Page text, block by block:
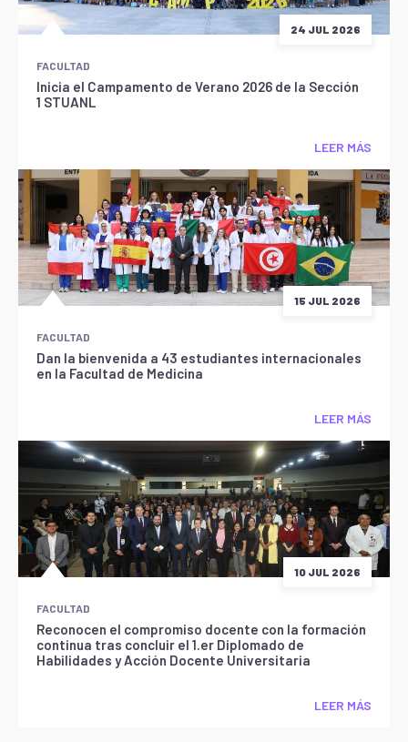
24 JUL 2026
FACULTAD
Inicia el Campamento de Verano 2026 de la Sección
1 STUANL
LEER MÁS
15 JUL 2026
FACULTAD
Dan la bienvenida a 43 estudiantes internacionales
en la Facultad de Medicina
LEER MÁS
10 JUL 2026
FACULTAD
Reconocen el compromiso docente con la formación
continua tras concluir el 1.er Diplomado de
Habilidades y Acción Docente Universitaria
LEER MÁS